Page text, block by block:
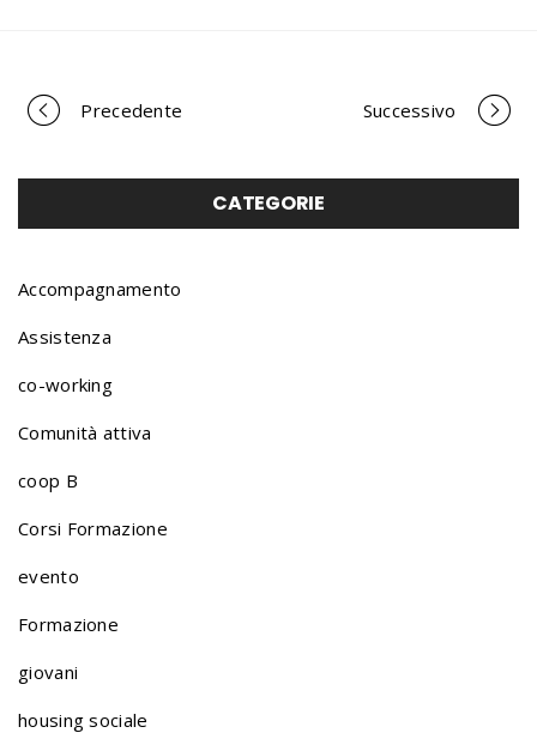
P
o
r
t
f
o
Precedente Successivo
CATEGORIE
Accompagnamento
Assistenza
co-working
Comunità attiva
coop B
Corsi Formazione
evento
Formazione
giovani
housing sociale